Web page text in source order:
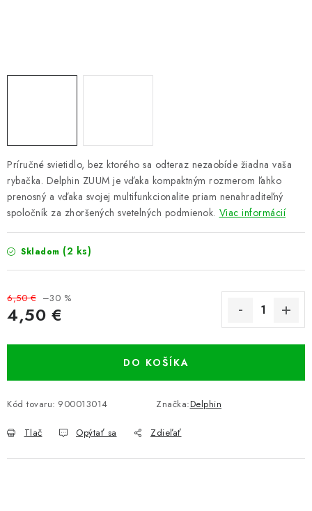
PRÍVLAČ
PRÚTY
KONTAKTY
ZNAČKY
Navštívte našu predajňu vo Dvoroch nad Žitavou »
Príručné svietidlo, bez ktorého sa odteraz nezaobíde žiadna vaša
rybačka. Delphin ZUUM je vďaka kompaktným rozmerom ľahko
prenosný a vďaka svojej multifunkcionalite priam nenahraditeľný
spoločník za zhoršených svetelných podmienok. Viac informácií
Skladom (2 ks)
6,50 € –30 %
4,50 €
DO KOŠÍKA
Kód tovaru: 900013014 Značka:Delphin
Tlač Opýtať sa Zdieľať